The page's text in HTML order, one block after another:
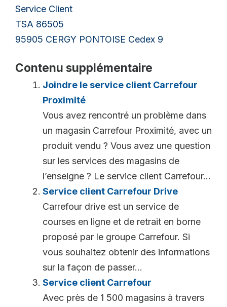
Service Client
TSA 86505
95905 CERGY PONTOISE Cedex 9
Contenu supplémentaire
Joindre le service client Carrefour
Proximité
Vous avez rencontré un problème dans
un magasin Carrefour Proximité, avec un
produit vendu ? Vous avez une question
sur les services des magasins de
l’enseigne ? Le service client Carrefour...
Service client Carrefour Drive
Carrefour drive est un service de
courses en ligne et de retrait en borne
proposé par le groupe Carrefour. Si
vous souhaitez obtenir des informations
sur la façon de passer...
Service client Carrefour
Avec près de 1 500 magasins à travers